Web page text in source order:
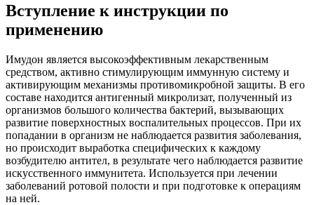
Вступление к инструкции по
применению
Имудон является высокоэффективным лекарственным
средством, активно стимулирующим иммунную систему и
активирующим механизмы противомикробной защиты. В его
составе находится антигенный микролизат, полученный из
организмов большого количества бактерий, вызывающих
развитие поверхностных воспалительных процессов. При их
попадании в организм не наблюдается развития заболевания,
но происходит выработка специфических к каждому
возбудителю антител, в результате чего наблюдается развитие
искусственного иммунитета. Используется при лечении
заболеваний ротовой полости и при подготовке к операциям
на ней.